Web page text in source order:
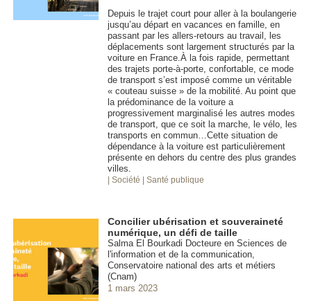
Depuis le trajet court pour aller à la boulangerie
jusqu’au départ en vacances en famille, en
passant par les allers-retours au travail, les
déplacements sont largement structurés par la
voiture en France.À la fois rapide, permettant
des trajets porte-à-porte, confortable, ce mode
de transport s’est imposé comme un véritable
« couteau suisse » de la mobilité. Au point que
la prédominance de la voiture a
progressivement marginalisé les autres modes
de transport, que ce soit la marche, le vélo, les
transports en commun…Cette situation de
dépendance à la voiture est particulièrement
présente en dehors du centre des plus grandes
villes.
| Société | Santé publique
Concilier ubérisation et souveraineté
numérique, un défi de taille
Salma El Bourkadi Docteure en Sciences de
l'information et de la communication,
Conservatoire national des arts et métiers
(Cnam)
1 mars 2023